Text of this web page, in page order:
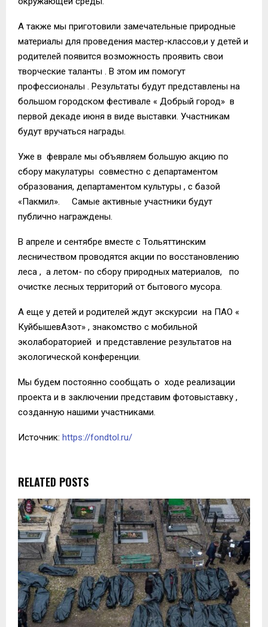
А также мы приготовили замечательные природные
материалы для проведения мастер-классов,и у детей и
родителей появится возможность проявить свои
творческие таланты . В этом им помогут
профессионалы . Результаты будут представлены на
большом городском фестивале « Добрый город» в
первой декаде июня в виде выставки. Участникам
будут вручаться награды.
Уже в феврале мы объявляем большую акцию по
сбору макулатуры совместно с департаментом
образования, департаментом культуры , с базой
«Пакмил». Самые активные участники будут
публично награждены.
В апреле и сентябре вместе с Тольяттинским
лесничеством проводятся акции по восстановлению
леса , а летом- по сбору природных материалов, по
очистке лесных территорий от бытового мусора.
А еще у детей и родителей ждут экскурсии на ПАО «
КуйбышевАзот» , знакомство с мобильной
эколабораторией и представление результатов на
экологической конференции.
Мы будем постоянно сообщать о ходе реализации
проекта и в заключении представим фотовыставку ,
созданную нашими участниками.
Источник: https://fondtol.ru/
RELATED POSTS